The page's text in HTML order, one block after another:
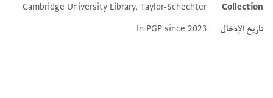
Collection
Cambridge University Library, Taylor-Schechter
تاريخ الإدخال
In PGP since 2023